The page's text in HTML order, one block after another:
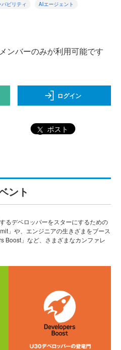
ビリティ AIエージェント
ンバーのみが利用可能です
ログイン
ポスト
ント
るデベロッパーをスターにするための
」や、エンジニアの生きざまをブース
Boost」など、さまざまなカンファレ